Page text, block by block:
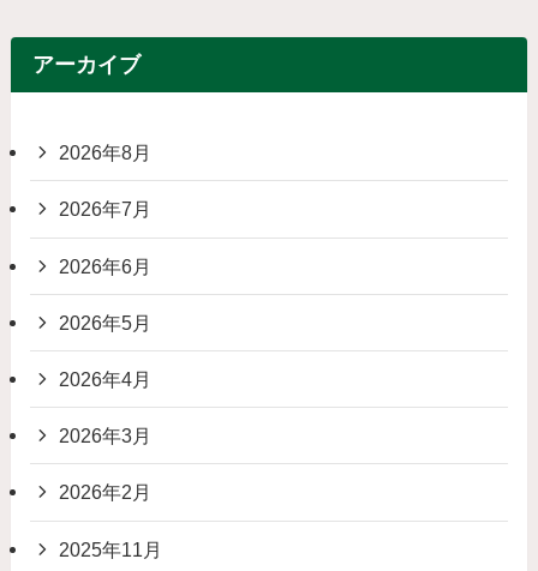
アーカイブ
2026年8月
2026年7月
2026年6月
2026年5月
2026年4月
2026年3月
2026年2月
2025年11月